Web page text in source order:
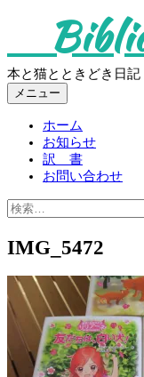
ン
ツ
へ
本と猫とときどき日記
メニュー
ホーム
お知らせ
訳 書
お問い合わせ
検
索:
IMG_5472